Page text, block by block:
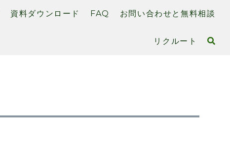
資料ダウンロード FAQ お問い合わせと無料相談
リクルート